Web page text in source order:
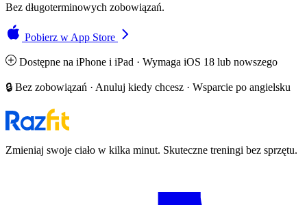
Bez długoterminowych zobowiązań.
Pobierz w App Store
Dostępne na iPhone i iPad · Wymaga iOS 18 lub nowszego
🔒 Bez zobowiązań · Anuluj kiedy chcesz · Wsparcie po angielsku
Zmieniaj swoje ciało w kilka minut. Skuteczne treningi bez sprzętu.